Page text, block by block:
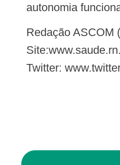
autonomia
Redação
Twitter: